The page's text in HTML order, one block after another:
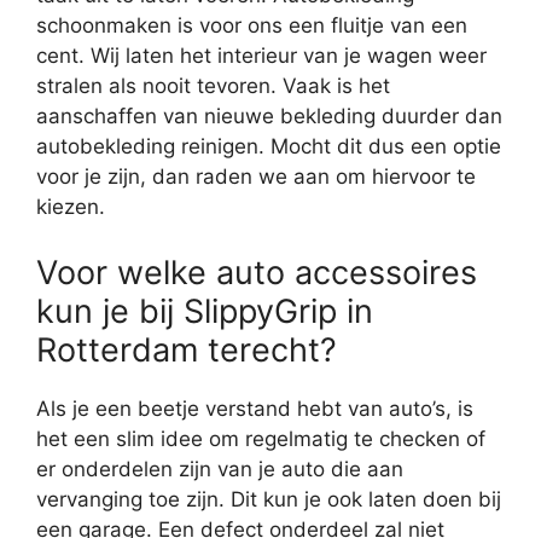
schoonmaken is voor ons een fluitje van een
cent. Wij laten het interieur van je wagen weer
stralen als nooit tevoren. Vaak is het
aanschaffen van nieuwe bekleding duurder dan
autobekleding reinigen. Mocht dit dus een optie
voor je zijn, dan raden we aan om hiervoor te
kiezen.
Voor welke auto accessoires
kun je bij SlippyGrip in
Rotterdam terecht?
Als je een beetje verstand hebt van auto’s, is
het een slim idee om regelmatig te checken of
er onderdelen zijn van je auto die aan
vervanging toe zijn. Dit kun je ook laten doen bij
een garage. Een defect onderdeel zal niet